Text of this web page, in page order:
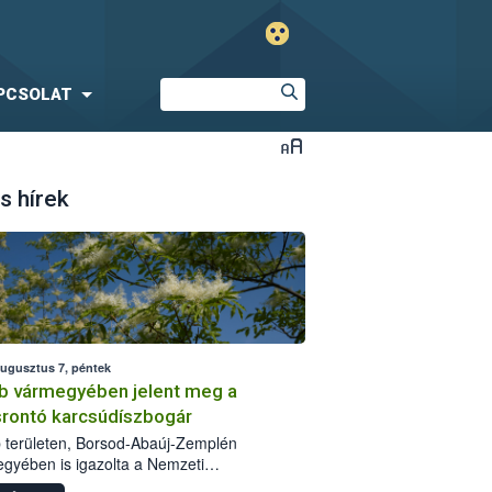
hírek
7, péntek
vármegyében jelent meg a
karcsúdíszbogár
területen, Borsod-Abaúj-Zemplén
is igazolta a Nemzeti
biztonsági Hivatal (Nébih) a